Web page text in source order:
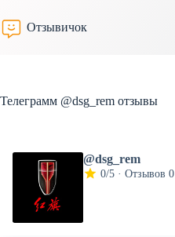
к
сути
Отзывичок
Телеграмм @dsg_rem отзывы
@dsg_rem
0/5 · Отзывов 0